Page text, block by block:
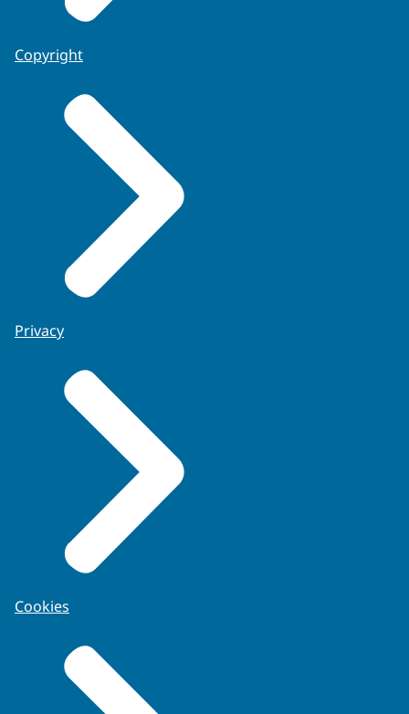
Copyright
Privacy
Cookies